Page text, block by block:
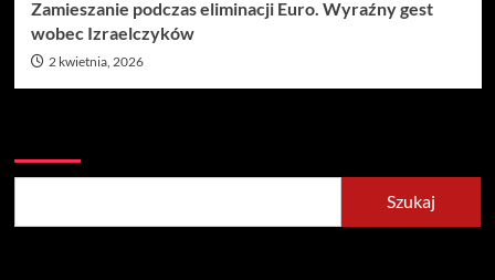
Zamieszanie podczas eliminacji Euro. Wyraźny gest
wobec Izraelczyków
2 kwietnia, 2026
Szukaj